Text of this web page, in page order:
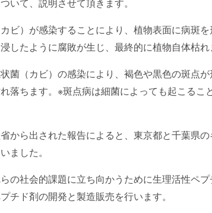
ビ）が感染することにより、植物表面に病斑
したように腐敗が生じ、最終的に植物自体枯れ
菌（カビ）の感染により、褐色や黒色の斑点が
落ちます。※斑点病は細菌によっても起こるこ
から出された報告によると、東京都と千葉県
ました。
の社会的課題に立ち向かうために生理活性ペ
チド剤の開発と製造販売を行います。